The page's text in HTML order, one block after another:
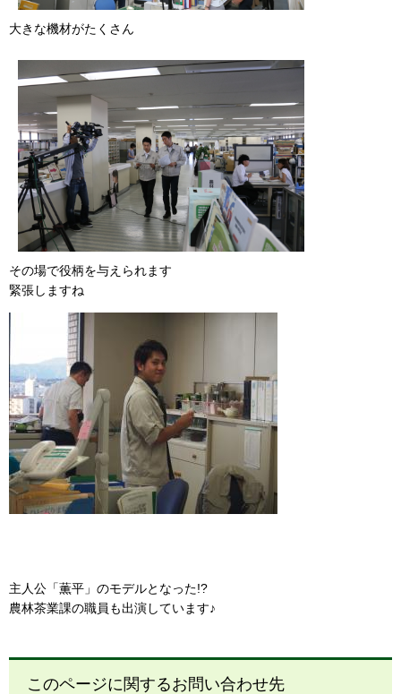
大きな機材がたくさん
その場で役柄を与えられます
緊張しますね
主人公「薫平」のモデルとなった!?
農林茶業課の職員も出演しています♪
このページに関するお問い合わせ先